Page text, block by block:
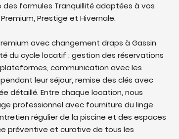
des formules Tranquillité adaptées à vos
Prestige et Hivernale.
avec changement draps à Gassin
du cycle locatif : gestion des réservations
communication avec les
leur séjour, remise des clés avec
détaillé. Entre chaque location, nous
professionnel avec fourniture du linge
régulier de la piscine et des espaces
préventive et curative de tous les